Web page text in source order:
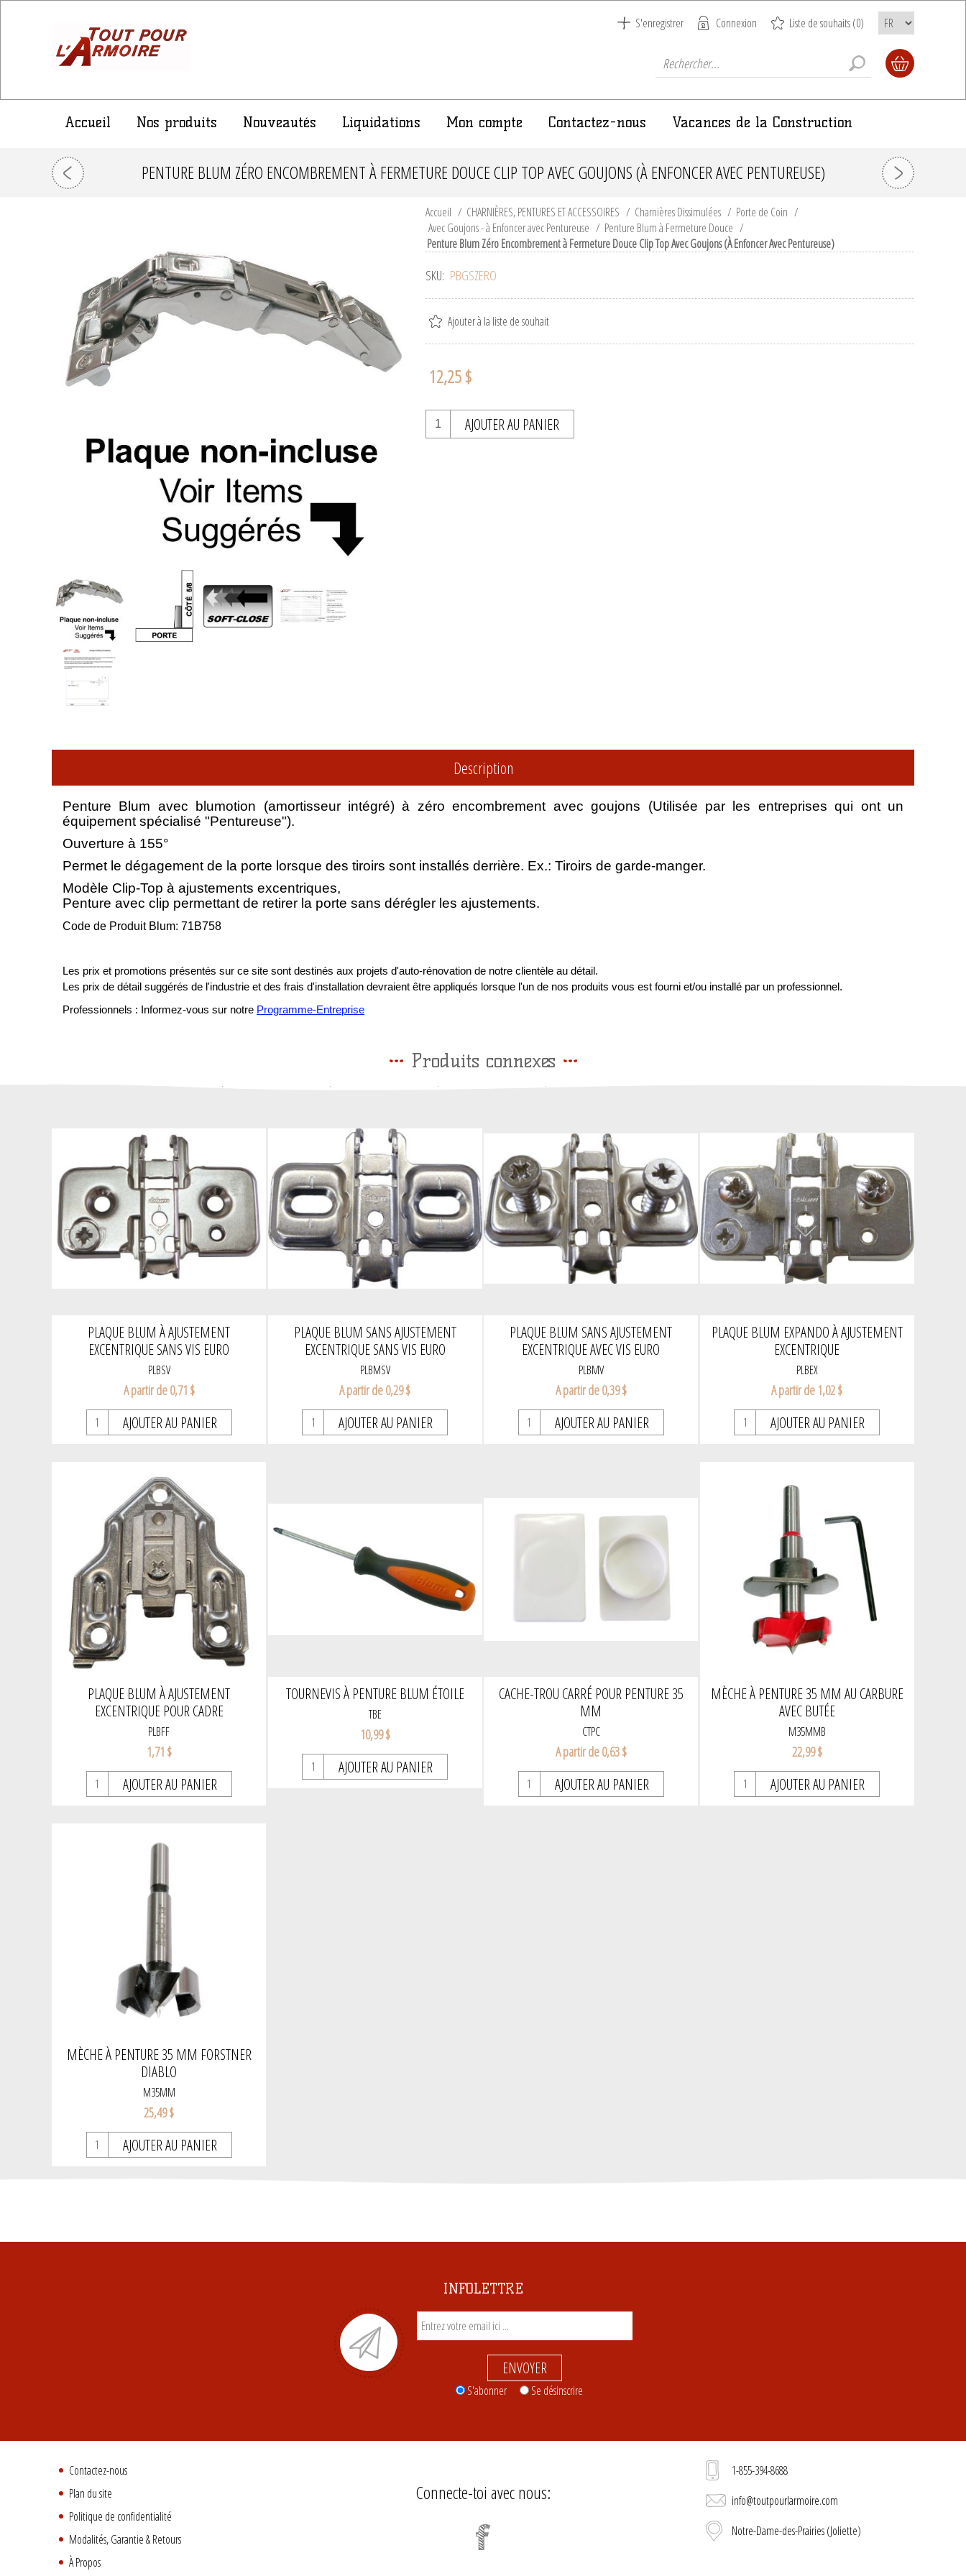
S'enregistrer Connexion Liste de souhaits(0)
Accueil Nos produits Nouveautés Liquidations Mon compte Contactez-nous Vacances de la Construction
PENTURE BLUM ZÉRO ENCOMBREMENT À FERMETURE DOUCE CLIP TOP AVEC GOUJONS (À ENFONCER AVEC PENTUREUSE)
Accueil / CHARNIÈRES, PENTURES ET ACCESSOIRES / Charnières Dissimulées / Porte de Coin /
Avec Goujons - à Enfoncer avec Pentureuse / Penture Blum à Fermeture Douce /
Penture Blum Zéro Encombrement à Fermeture Douce Clip Top Avec Goujons (À Enfoncer Avec Pentureuse)
SKU: PBGSZERO
Ajouter à la liste de souhait
12,25 $
AJOUTER AU PANIER
Description
Penture Blum avec blumotion (amortisseur intégré) à zéro encombrement avec goujons (Utilisée par les entreprises qui ont un
équipement spécialisé "Pentureuse").
Ouverture à 155°
Permet le dégagement de la porte lorsque des tiroirs sont installés derrière. Ex.: Tiroirs de garde-manger.
Modèle Clip-Top à ajustements excentriques,
Penture avec clip permettant de retirer la porte sans dérégler les ajustements.
Code de Produit Blum: 71B758
Les prix et promotions présentés sur ce site sont destinés aux projets d'auto-rénovation de notre clientèle au détail.
Les prix de détail suggérés de l'industrie et des frais d'installation devraient être appliqués lorsque l'un de nos produits vous est fourni et/ou installé par un professionnel.
Professionnels : Informez-vous sur notre Programme-Entreprise
Produits connexes
PLAQUE BLUM À AJUSTEMENT
EXCENTRIQUE SANS VIS EURO
PLBSV
A partir de 0,71 $
AJOUTER AU PANIER
PLAQUE BLUM SANS AJUSTEMENT
EXCENTRIQUE SANS VIS EURO
PLBMSV
A partir de 0,29 $
AJOUTER AU PANIER
PLAQUE BLUM SANS AJUSTEMENT
EXCENTRIQUE AVEC VIS EURO
PLBMV
A partir de 0,39 $
AJOUTER AU PANIER
PLAQUE BLUM EXPANDO À AJUSTEMENT
EXCENTRIQUE
PLBEX
A partir de 1,02 $
AJOUTER AU PANIER
PLAQUE BLUM À AJUSTEMENT
EXCENTRIQUE POUR CADRE
PLBFF
1,71 $
AJOUTER AU PANIER
TOURNEVIS À PENTURE BLUM ÉTOILE
TBE
10,99 $
AJOUTER AU PANIER
CACHE-TROU CARRÉ POUR PENTURE 35
MM
CTPC
A partir de 0,63 $
AJOUTER AU PANIER
MÈCHE À PENTURE 35 MM AU CARBURE
AVEC BUTÉE
M35MMB
22,99 $
AJOUTER AU PANIER
MÈCHE À PENTURE 35 MM FORSTNER
DIABLO
M35MM
25,49 $
AJOUTER AU PANIER
INFOLETTRE
ENVOYER
S'abonner Se désinscrire
Contactez-nous
Plan du site
Politique de confidentialité
Modalités, Garantie & Retours
À Propos
Connecte-toi avec nous:
1-855-394-8688
info@toutpourlarmoire.com
Notre-Dame-des-Prairies (Joliette)